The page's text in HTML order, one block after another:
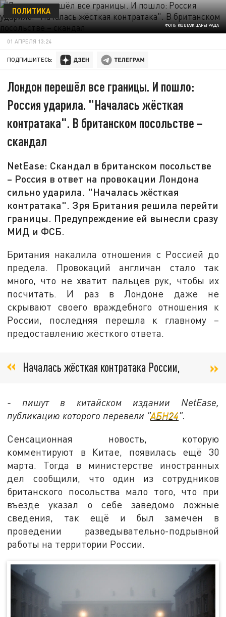
ФОТО: КОЛЛАЖ ЦАРЬГРАДА
ПОЛИТИКА
01 АПРЕЛЯ 13:24
ПОДПИШИТЕСЬ:
Лондон перешёл все границы. И пошло:
Россия ударила. "Началась жёсткая
контратака". В британском посольстве –
скандал
NetEase: Скандал в британском посольстве
– Россия в ответ на провокации Лондона
сильно ударила. "Началась жёсткая
контратака". Зря Британия решила перейти
границы. Предупреждение ей вынесли сразу
МИД и ФСБ.
Британия накалила отношения с Россией до
предела. Провокаций англичан стало так
много, что не хватит пальцев рук, чтобы их
посчитать. И раз в Лондоне даже не
скрывают своего враждебного отношения к
России, последняя перешла к главному –
предоставлению жёсткого ответа.
Началась жёсткая контратака России,
- пишут в китайском издании NetEase,
публикацию которого перевели "АБН24".
Сенсационная новость, которую
комментируют в Китае, появилась ещё 30
марта. Тогда в министерстве иностранных
дел сообщили, что один из сотрудников
британского посольства мало того, что при
въезде указал о себе заведомо ложные
сведения, так ещё и был замечен в
проведении разведывательно-подрывной
работы на территории России.